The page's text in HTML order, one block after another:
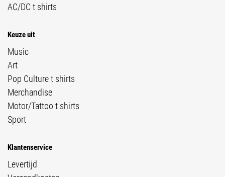
AC/DC t shirts
Keuze uit
Music
Art
Pop Culture t shirts
Merchandise
Motor/Tattoo t shirts
Sport
Klantenservice
Levertijd